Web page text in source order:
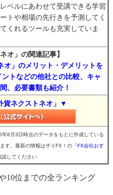
ベルにあわせて受講できる学習
トや相場の先行きを予測してく
くれるツールも充実していま
オ」の関連記事】
オ」のメリット・デメリットを
トなどの他社との比較、キャ
、必要書類も紹介！
貨ネクストネオ」▼
8月3日時点のデータをもとに作成している
す。最新の情報はザイFX！の 「FX会社おす
してください
10位までの全ランキング